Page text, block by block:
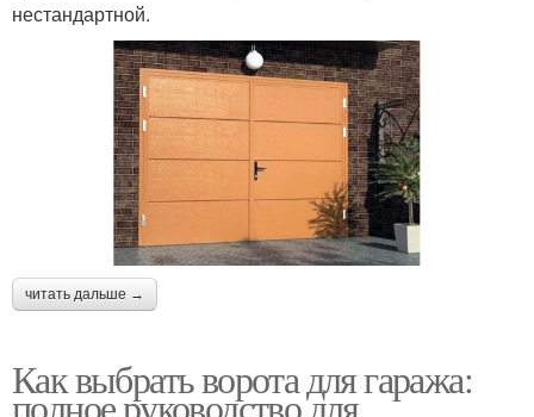
нестандартной.
читать дальше →
Как выбрать ворота для гаража:
полное руководство для